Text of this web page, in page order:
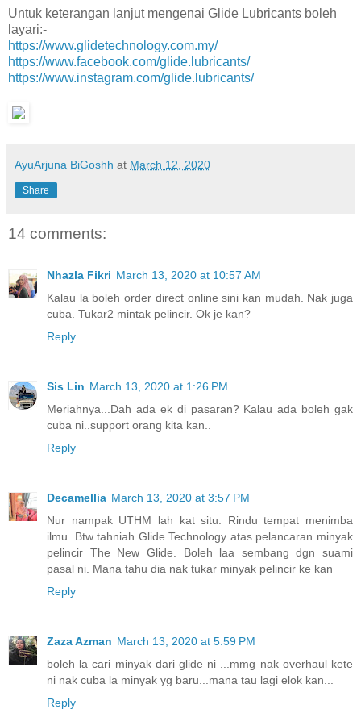
Untuk keterangan lanjut mengenai Glide Lubricants boleh
layari:-
https://www.glidetechnology.com.my/
https://www.facebook.com/glide.lubricants/
https://www.instagram.com/glide.lubricants/
AyuArjuna BiGoshh at March 12, 2020
Share
14 comments:
Nhazla Fikri March 13, 2020 at 10:57 AM
Kalau la boleh order direct online sini kan mudah. Nak juga
cuba. Tukar2 mintak pelincir. Ok je kan?
Reply
Sis Lin March 13, 2020 at 1:26 PM
Meriahnya...Dah ada ek di pasaran? Kalau ada boleh gak
cuba ni..support orang kita kan..
Reply
Decamellia March 13, 2020 at 3:57 PM
Nur nampak UTHM lah kat situ. Rindu tempat menimba
ilmu. Btw tahniah Glide Technology atas pelancaran minyak
pelincir The New Glide. Boleh laa sembang dgn suami
pasal ni. Mana tahu dia nak tukar minyak pelincir ke kan
Reply
Zaza Azman March 13, 2020 at 5:59 PM
boleh la cari minyak dari glide ni ...mmg nak overhaul kete
ni nak cuba la minyak yg baru...mana tau lagi elok kan...
Reply